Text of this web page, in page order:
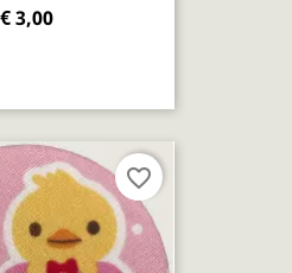
€ 3,00
favorite_border